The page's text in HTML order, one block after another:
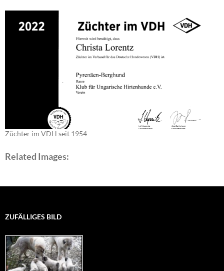
Züchter im VDH seit 1954
Related Images:
ZUFÄLLIGES BILD